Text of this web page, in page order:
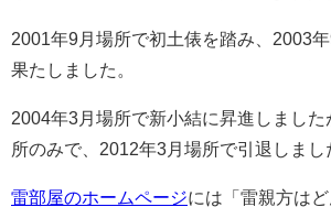
2001年9月場所で初土俵を踏み、 2003
果たしました。
2004年3月場所で新小結に昇進しまし
所のみで、 2012年3月場所で引退しまし
雷部屋のホームページには「雷親方は